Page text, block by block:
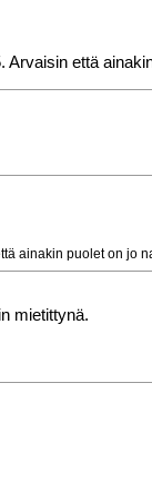
että
ainakin puolet on jo
mietittynä.